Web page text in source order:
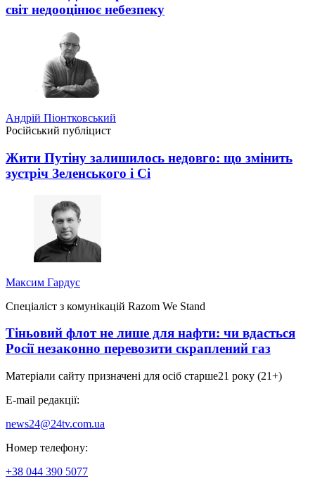
світ недооцінює небезпеку
Андрій Піонтковський
Російський публіцист
Жити Путіну залишилось недовго: що змінить
зустріч Зеленського і Сі
Максим Гардус
Спеціаліст з комунікацій Razom We Stand
Тіньовий флот не лише для нафти: чи вдасться
Росії незаконно перевозити скраплений газ
Матеріали сайту призначені для осіб старше21 року (21+)
E-mail редакції:
news24@24tv.com.ua
Номер телефону:
+38 044 390 5077